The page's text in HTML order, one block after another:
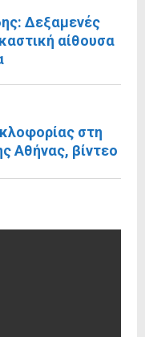
Δεξαμενές
αίθουσα
στη
Αθήνας, βίντεο